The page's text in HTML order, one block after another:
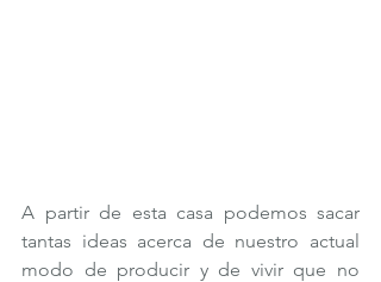
A partir de esta casa podemos sacar
tantas ideas acerca de nuestro actual
modo de producir y de vivir que no